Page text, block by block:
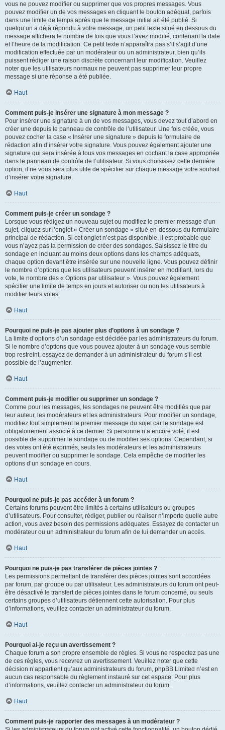
vous ne pouvez modifier ou supprimer que vos propres messages. Vous
pouvez modifier un de vos messages en cliquant le bouton adéquat, parfois
dans une limite de temps après que le message initial ait été publié. Si
quelqu’un a déjà répondu à votre message, un petit texte situé en dessous du
message affichera le nombre de fois que vous l’avez modifié, contenant la date
et l’heure de la modification. Ce petit texte n’apparaîtra pas s’il s’agit d’une
modification effectuée par un modérateur ou un administrateur, bien qu’ils
puissent rédiger une raison discrète concernant leur modification. Veuillez
noter que les utilisateurs normaux ne peuvent pas supprimer leur propre
message si une réponse a été publiée.
Haut
Comment puis-je insérer une signature à mon message ?
Pour insérer une signature à un de vos messages, vous devez tout d’abord en
créer une depuis le panneau de contrôle de l’utilisateur. Une fois créée, vous
pouvez cocher la case « Insérer une signature » depuis le formulaire de
rédaction afin d’insérer votre signature. Vous pouvez également ajouter une
signature qui sera insérée à tous vos messages en cochant la case appropriée
dans le panneau de contrôle de l’utilisateur. Si vous choisissez cette dernière
option, il ne vous sera plus utile de spécifier sur chaque message votre souhait
d’insérer votre signature.
Haut
Comment puis-je créer un sondage ?
Lorsque vous rédigez un nouveau sujet ou modifiez le premier message d’un
sujet, cliquez sur l’onglet « Créer un sondage » situé en-dessous du formulaire
principal de rédaction. Si cet onglet n’est pas disponible, il est probable que
vous n’ayez pas la permission de créer des sondages. Saisissez le titre du
sondage en incluant au moins deux options dans les champs adéquats,
chaque option devant être insérée sur une nouvelle ligne. Vous pouvez définir
le nombre d’options que les utilisateurs peuvent insérer en modifiant, lors du
vote, le nombre des « Options par utilisateur ». Vous pouvez également
spécifier une limite de temps en jours et autoriser ou non les utilisateurs à
modifier leurs votes.
Haut
Pourquoi ne puis-je pas ajouter plus d’options à un sondage ?
La limite d’options d’un sondage est décidée par les administrateurs du forum.
Si le nombre d’options que vous pouvez ajouter à un sondage vous semble
trop restreint, essayez de demander à un administrateur du forum s’il est
possible de l’augmenter.
Haut
Comment puis-je modifier ou supprimer un sondage ?
Comme pour les messages, les sondages ne peuvent être modifiés que par
leur auteur, les modérateurs et les administrateurs. Pour modifier un sondage,
modifiez tout simplement le premier message du sujet car le sondage est
obligatoirement associé à ce dernier. Si personne n’a encore voté, il est
possible de supprimer le sondage ou de modifier ses options. Cependant, si
des votes ont été exprimés, seuls les modérateurs et les administrateurs
peuvent modifier ou supprimer le sondage. Cela empêche de modifier les
options d’un sondage en cours.
Haut
Pourquoi ne puis-je pas accéder à un forum ?
Certains forums peuvent être limités à certains utilisateurs ou groupes
d’utilisateurs. Pour consulter, rédiger, publier ou réaliser n’importe quelle autre
action, vous avez besoin des permissions adéquates. Essayez de contacter un
modérateur ou un administrateur du forum afin de lui demander un accès.
Haut
Pourquoi ne puis-je pas transférer de pièces jointes ?
Les permissions permettant de transférer des pièces jointes sont accordées
par forum, par groupe ou par utilisateur. Les administrateurs du forum ont peut-
être désactivé le transfert de pièces jointes dans le forum concerné, ou seuls
certains groupes d’utilisateurs détiennent cette autorisation. Pour plus
d’informations, veuillez contacter un administrateur du forum.
Haut
Pourquoi ai-je reçu un avertissement ?
Chaque forum a son propre ensemble de règles. Si vous ne respectez pas une
de ces règles, vous recevrez un avertissement. Veuillez noter que cette
décision n’appartient qu’aux administrateurs du forum, phpBB Limited n’est en
aucun cas responsable du règlement instauré sur cet espace. Pour plus
d’informations, veuillez contacter un administrateur du forum.
Haut
Comment puis-je rapporter des messages à un modérateur ?